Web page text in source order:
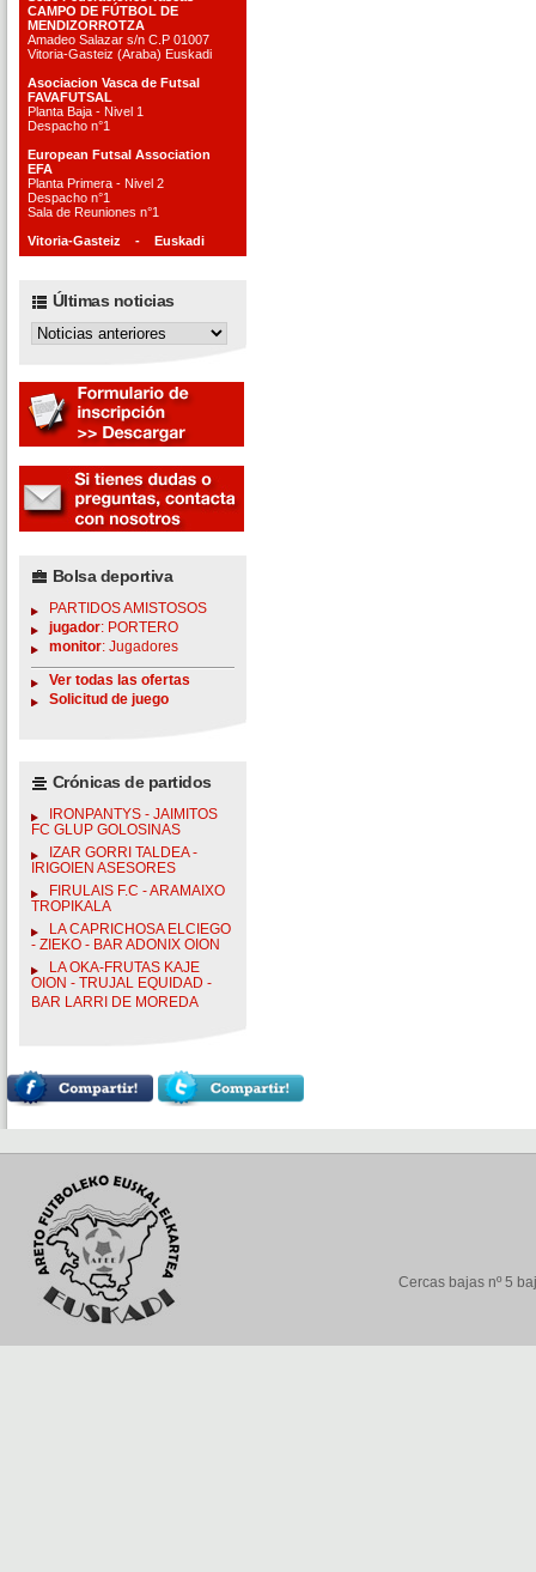
CAMPO DE FÚTBOL DE
MENDIZORROTZA
Amadeo Salazar s/n C.P 01007
Vitoria-Gasteiz (Araba) Euskadi
Asociacion Vasca de Futsal
FAVAFUTSAL
Planta Baja - Nivel 1
Despacho n°1
European Futsal Association
EFA
Planta Primera - Nivel 2
Despacho n°1
Sala de Reuniones n°1
Vitoria-Gasteiz - Euskadi
Últimas noticias
Bolsa deportiva
PARTIDOS AMISTOSOS
jugador: PORTERO
monitor: Jugadores
Ver todas las ofertas
Solicitud de juego
Crónicas de partidos
IRONPANTYS - JAIMITOS
FC GLUP GOLOSINAS
IZAR GORRI TALDEA -
IRIGOIEN ASESORES
FIRULAIS F.C - ARAMAIXO
TROPIKALA
LA CAPRICHOSA ELCIEGO
- ZIEKO - BAR ADONIX OION
LA OKA-FRUTAS KAJE
OION - TRUJAL EQUIDAD -
BAR LARRI DE MOREDA
Cercas bajas nº 5